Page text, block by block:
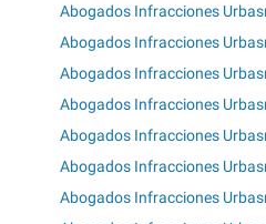
Abogados Infracciones
Abogados Infracciones
Abogados Infracciones
Abogados Infracciones
Abogados Infracciones
Abogados Infracciones
Abogados Infracciones